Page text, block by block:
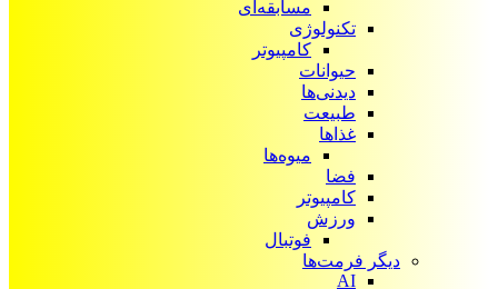
مسابقه‌ای
تکنولوژی
کامپیوتر
حیوانات
دیدنی‌ها
طبیعت
غذاها
میوه‌ها
فضا
کامپیوتر
ورزش
فوتبال
دیگر فرمت‌ها
AI